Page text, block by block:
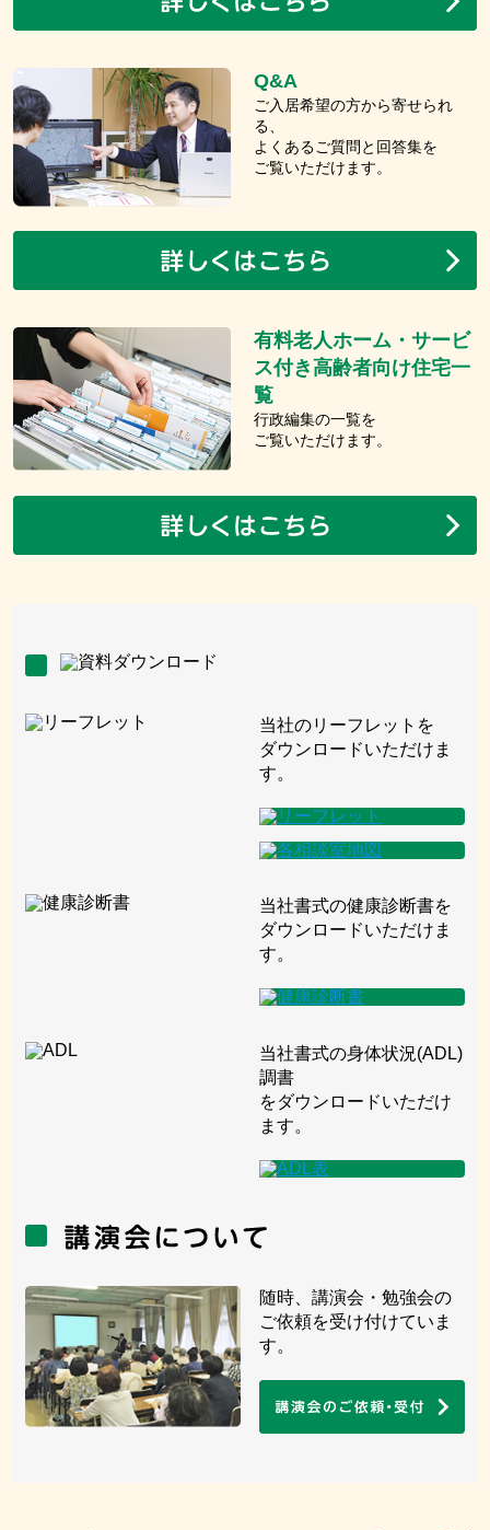
Q&A
ご入居希望の方から寄せられ
る、
よくあるご質問と回答集を
ご覧いただけます。
有料老人ホーム・サービ
ス付き高齢者向け住宅一
覧
行政編集の一覧を
ご覧いただけます。
当社のリーフレットを
ダウンロードいただけま
す。
当社書式の健康診断書を
ダウンロードいただけま
す。
当社書式の身体状況(ADL)
調書
をダウンロードいただけ
ます。
随時、講演会・勉強会の
ご依頼を受け付けていま
す。